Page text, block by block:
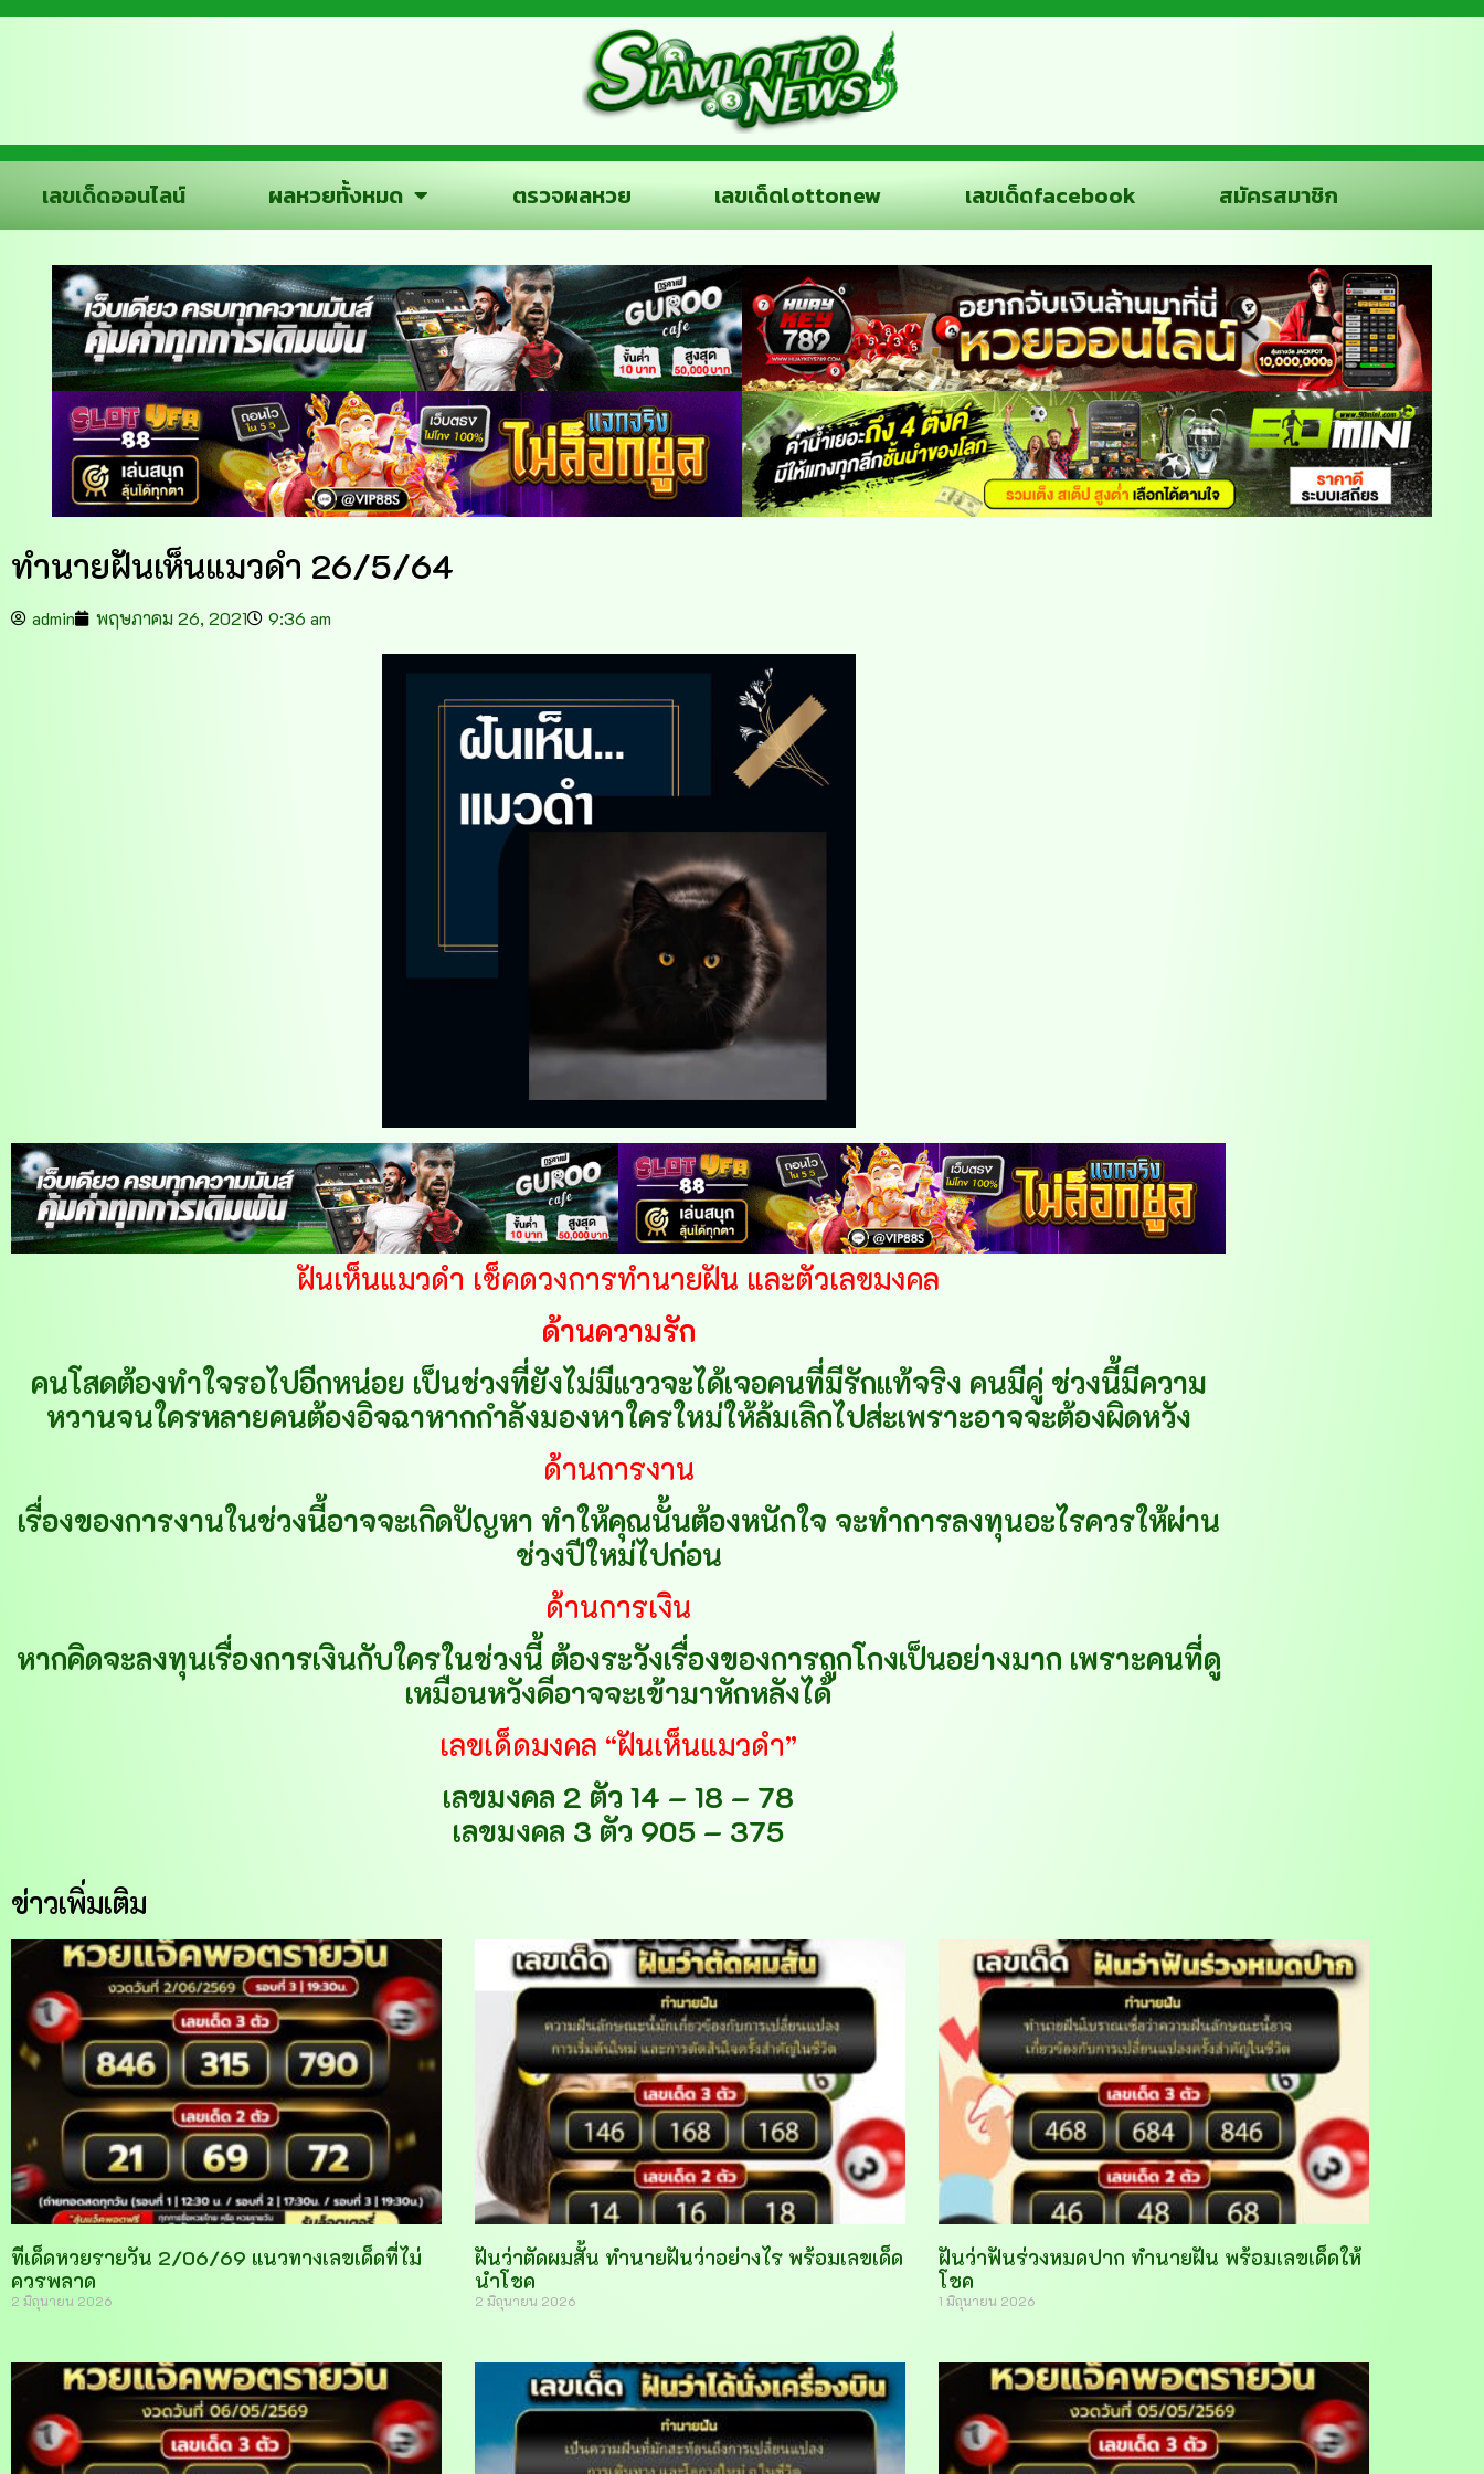
เลขเด็ดออนไลน์ ผลหวยทั้งหมด ตรวจผลหวย เลขเด็ดlottonew เลขเด็ดfacebook สมัครสมาชิก
ทำนายฝันเห็นแมวดำ 26/5/64
admin พฤษภาคม 26, 2021 9:36 am
ฝันเห็นแมวดำ เช็คดวงการทำนายฝัน และตัวเลขมงคล
ด้านความรัก
คนโสดต้องทำใจรอไปอีกหน่อย เป็นช่วงที่ยังไม่มีแววจะได้เจอคนที่มีรักแท้จริง คนมีคู่ ช่วงนี้มีความ
หวานจนใครหลายคนต้องอิจฉาหากกำลังมองหาใครใหม่ให้ล้มเลิกไปส่ะเพราะอาจจะต้องผิดหวัง
ด้านการงาน
เรื่องของการงานในช่วงนี้อาจจะเกิดปัญหา ทำให้คุณนั้นต้องหนักใจ จะทำการลงทุนอะไรควรให้ผ่าน
ช่วงปีใหม่ไปก่อน
ด้านการเงิน
หากคิดจะลงทุนเรื่องการเงินกับใครในช่วงนี้ ต้องระวังเรื่องของการถูกโกงเป็นอย่างมาก เพราะคนที่ดู
เหมือนหวังดีอาจจะเข้ามาหักหลังได้
เลขเด็ดมงคล “ฝันเห็นแมวดำ”
เลขมงคล 2 ตัว 14 – 18 – 78
เลขมงคล 3 ตัว 905 – 375
ข่าวเพิ่มเติม
ทีเด็ดหวยรายวัน 2/06/69 แนวทางเลขเด็ดที่ไม่
ควรพลาด
2 มิถุนายน 2026
ฝันว่าตัดผมสั้น ทำนายฝันว่าอย่างไร พร้อมเลขเด็ด
นำโชค
2 มิถุนายน 2026
ฝันว่าฟันร่วงหมดปาก ทำนายฝัน พร้อมเลขเด็ดให้
โชค
1 มิถุนายน 2026